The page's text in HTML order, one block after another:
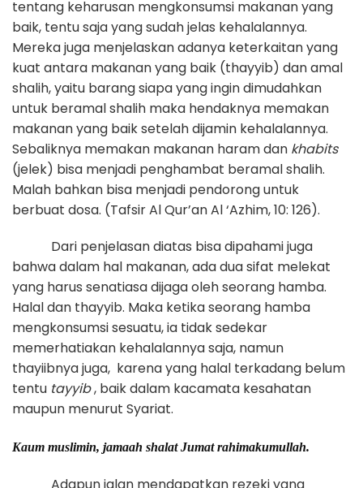
tentang keharusan mengkonsumsi makanan yang
baik, tentu saja yang sudah jelas kehalalannya.
Mereka juga menjelaskan adanya keterkaitan yang
kuat antara makanan yang baik (thayyib) dan amal
shalih, yaitu barang siapa yang ingin dimudahkan
untuk beramal shalih maka hendaknya memakan
makanan yang baik setelah dijamin kehalalannya.
Sebaliknya memakan makanan haram dan khabits
(jelek) bisa menjadi penghambat beramal shalih.
Malah bahkan bisa menjadi pendorong untuk
berbuat dosa. (Tafsir Al Qur’an Al ‘Azhim, 10: 126).
Dari penjelasan diatas bisa dipahami juga
bahwa dalam hal makanan, ada dua sifat melekat
yang harus senatiasa dijaga oleh seorang hamba.
Halal dan thayyib. Maka ketika seorang hamba
mengkonsumsi sesuatu, ia tidak sedekar
memerhatiakan kehalalannya saja, namun
thayiibnya juga, karena yang halal terkadang belum
tentu tayyib, baik dalam kacamata kesahatan
maupun menurut Syariat.
Kaum muslimin, jamaah shalat Jumat rahimakumullah.
Adapun jalan mendapatkan rezeki yang